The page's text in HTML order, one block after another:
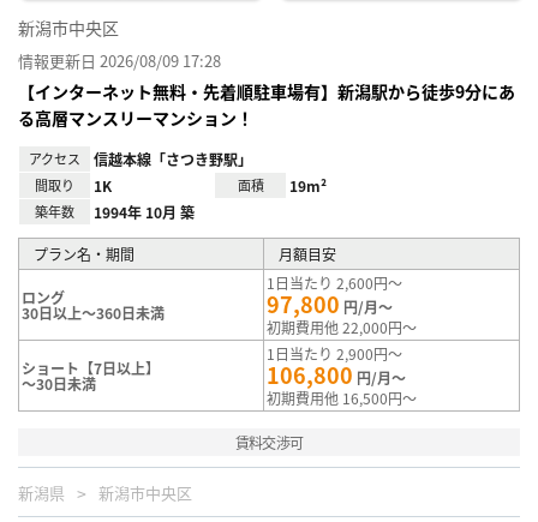
新潟市中央区
情報更新日 2026/08/09 17:28
【インターネット無料・先着順駐車場有】新潟駅から徒歩9分にあ
る高層マンスリーマンション！
アクセス 信越本線「さつき野駅」
間取り 1K 面積 19m²
築年数 1994年 10月 築
プラン名・期間 月額目安
ロング
30日以上～360日未満
1日当たり 2,600円～
97,800 円/月～
初期費用他 22,000円～
ショート【7日以上】
～30日未満
1日当たり 2,900円～
106,800 円/月～
初期費用他 16,500円～
賃料交渉可
新潟県 新潟市中央区